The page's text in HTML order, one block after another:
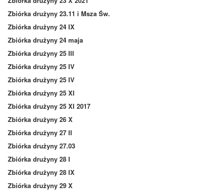
Zbiórka drużyny 23.11 i Msza Św.
Zbiórka drużyny 24 IX
Zbiórka drużyny 24 maja
Zbiórka drużyny 25 III
Zbiórka drużyny 25 IV
Zbiórka drużyny 25 IV
Zbiórka drużyny 25 XI
Zbiórka drużyny 25 XI 2017
Zbiórka drużyny 26 X
Zbiórka drużyny 27 II
Zbiórka drużyny 27.03
Zbiórka drużyny 28 I
Zbiórka drużyny 28 IX
Zbiórka drużyny 29 X